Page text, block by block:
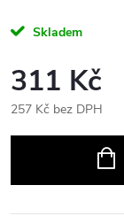
Skladem
311 Kč
257 Kč bez DPH